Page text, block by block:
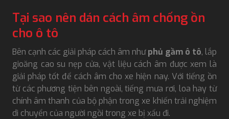
Tại sao nên dán cách âm chống ồn
cho ô tô
Bên cạnh các giải pháp cách âm nhưphủ gầm ô tô, lắp
gioăng cao su nẹp cửa, vật liệu cách âm được xem là
giải pháp tốt để cách âm cho xe hiện nay. Với tiếng ồn
từ các phương tiện bên ngoài, tiếng mưa rơi, loa hay từ
chính âm thanh của bộ phận trong xe khiến trải nghiệm
di chuyển của người ngồi trong xe bị xấu đi.